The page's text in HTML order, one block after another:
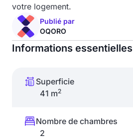
votre logement.
Publié par
OQORO
Informations essentielles
Superficie
41 m2
Nombre de chambres
2